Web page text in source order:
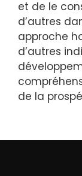
et de le
d’autres
approche
d’autres
de la